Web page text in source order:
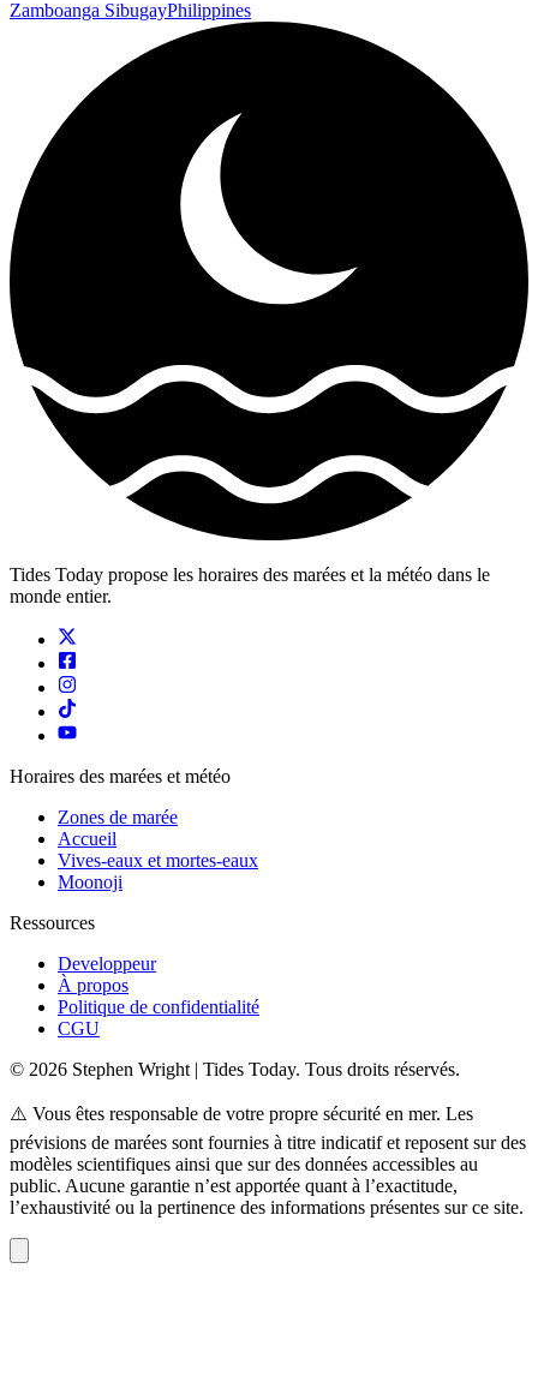
Zamboanga SibugayPhilippines
Tides Today propose les horaires des marées et la météo dans le
monde entier.
Horaires des marées et météo
Zones de marée
Accueil
Vives-eaux et mortes-eaux
Moonoji
Ressources
Developpeur
À propos
Politique de confidentialité
CGU
© 2026 Stephen Wright | Tides Today. Tous droits réservés.
⚠️ Vous êtes responsable de votre propre sécurité en mer. Les
prévisions de marées sont fournies à titre indicatif et reposent sur des
modèles scientifiques ainsi que sur des données accessibles au
public. Aucune garantie n’est apportée quant à l’exactitude,
l’exhaustivité ou la pertinence des informations présentes sur ce site.